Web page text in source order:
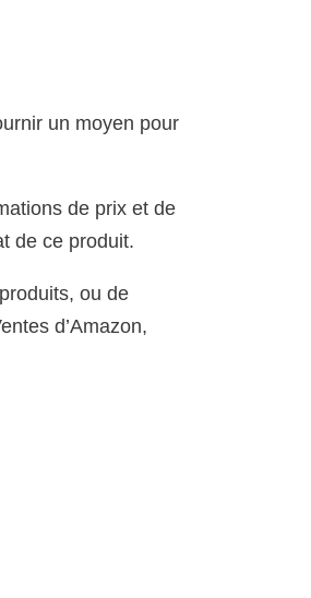
un moyen pour
de prix et de
de ce produit.
ou de
d’Amazon,